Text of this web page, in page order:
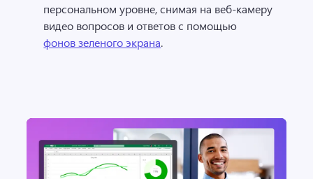
персональном уровне, снимая на веб-камеру
видео вопросов и ответов с помощью
фонов зеленого экрана.